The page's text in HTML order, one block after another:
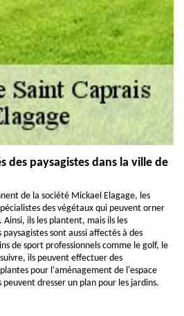
des paysagistes dans la ville de
de la société Mickael Elagage, les
des végétaux qui peuvent orner
Ainsi, ils les plantent, mais ils les
sont aussi affectés à des
de sport professionnels comme le golf, le
ils peuvent effectuer des
pour l'aménagement de l'espace
dresser un plan pour les jardins.